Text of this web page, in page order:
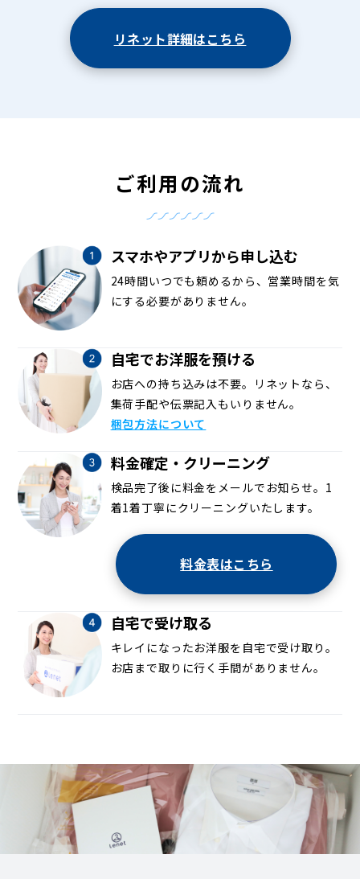
リネット詳細はこちら
ご利用の流れ
スマホやアプリから申し込む
24時間いつでも頼めるから、営業時間を気
にする必要がありません。
自宅でお洋服を預ける
お店への持ち込みは不要。リネットなら、
集荷手配や伝票記入もいりません。
梱包方法について
料金確定・クリーニング
検品完了後に料金をメールでお知らせ。1
着1着丁寧にクリーニングいたします。
料金表はこちら
自宅で受け取る
キレイになったお洋服を自宅で受け取り。
お店まで取りに行く手間がありません。